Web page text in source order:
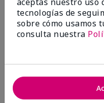
Antes &
Antes
Antes
tecnologías de
sobre cómo usamos
consulta nuestra